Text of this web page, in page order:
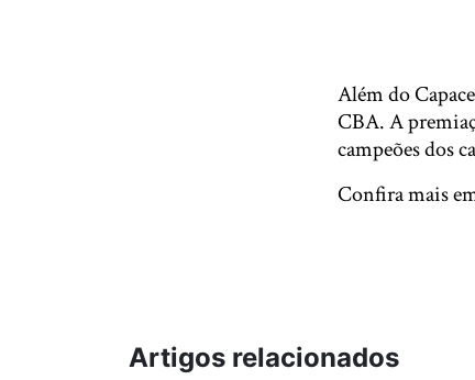
Além do
CBA. A
campeões dos
Confira mais
Artigos relacionados